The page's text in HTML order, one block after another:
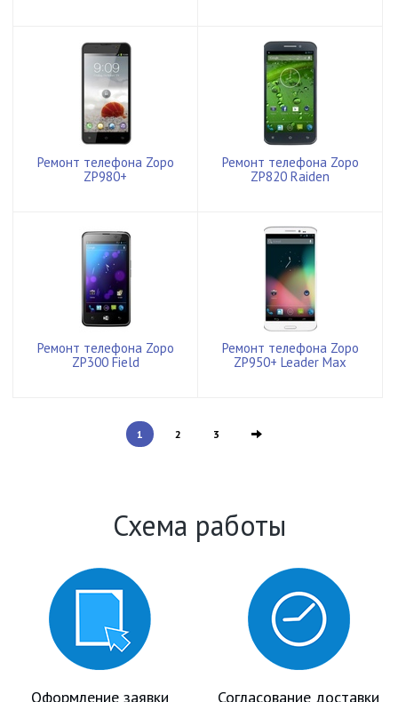
Ремонт телефона Zopo
ZP980+
Ремонт телефона Zopo
ZP820 Raiden
Ремонт телефона Zopo
ZP300 Field
Ремонт телефона Zopo
ZP950+ Leader Max
1 2 3
Схема работы
Оформление заявки Согласование доставки